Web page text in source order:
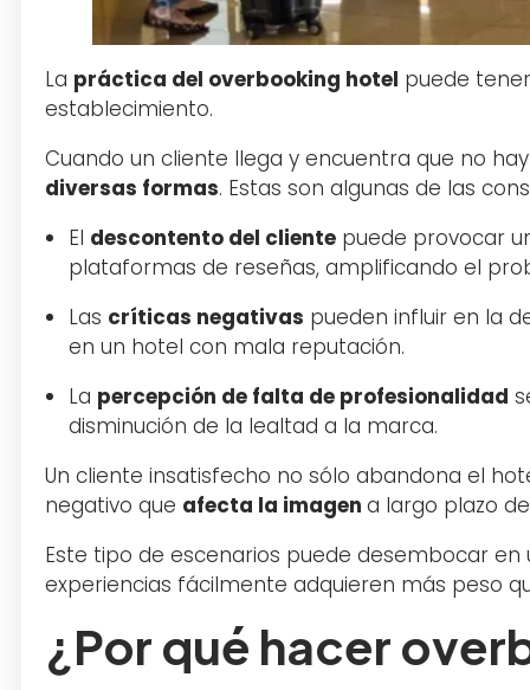
La práctica del overbooking hotel puede
establecimiento.
Cuando un cliente llega y encuentra que no
diversas formas. Estas son algunas de las
El descontento del cliente puede provocar
plataformas de reseñas, amplificando el
Las críticas negativas pueden influir en la
en un hotel con mala reputación.
La percepción de falta de profesionalidad
disminución de la lealtad a la marca.
Un cliente insatisfecho no sólo abandona el
negativo que afecta la imagen a largo plazo
Este tipo de escenarios puede desembocar
experiencias fácilmente adquieren más peso
¿Por qué hacer